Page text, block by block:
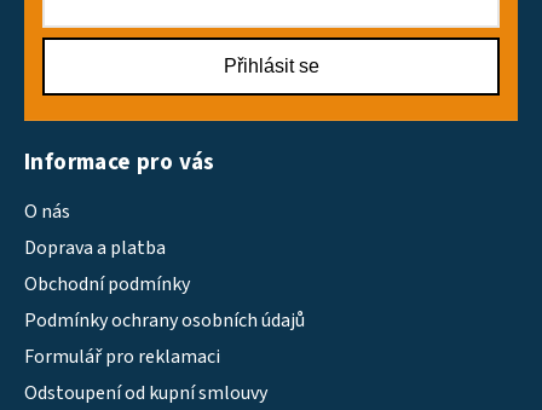
Přihlásit se
Informace pro vás
O nás
Doprava a platba
Obchodní podmínky
Podmínky ochrany osobních údajů
Formulář pro reklamaci
Odstoupení od kupní smlouvy